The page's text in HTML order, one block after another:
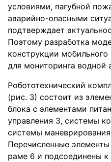
условиями, пагубной
аварийно-опасными
подтверждает
Поэтому разработка
конструкции мобильного
для мониторинга водной
Робототехнический
(рис. 3) состоит из
блока с элементами
управления 3, системы
системы
Перечисленные
раме 6 и подсоединены к